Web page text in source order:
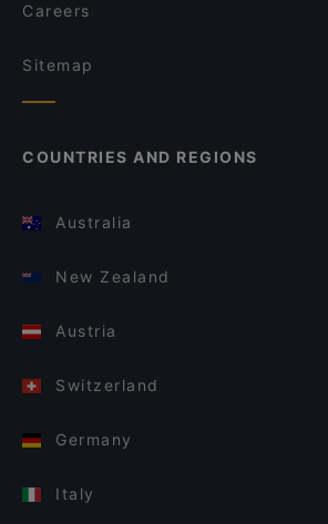
Careers
Sitemap
COUNTRIES AND REGIONS
Australia
New Zealand
Austria
Switzerland
Germany
Italy